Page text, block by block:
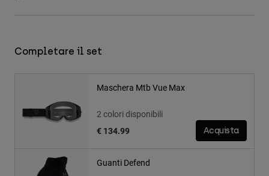
Completare il set
Maschera Mtb Vue Max
2 colori disponibili
€ 134.99
Acquista
Guanti Defend